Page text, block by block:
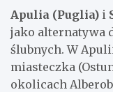
Apulia (Puglia) i
jako alternatywa
ślubnych. W
miasteczka
okolicach